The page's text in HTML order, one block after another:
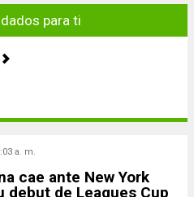
para ti
a. m.
cae ante New York
debut de Leagues Cup